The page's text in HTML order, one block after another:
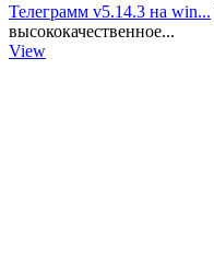
Телеграмм v5.14.3 на win...
высококачественное...
View